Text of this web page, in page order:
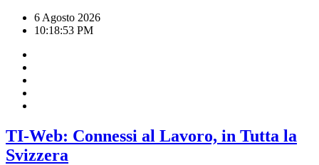
6 Agosto 2026
10:18:54 PM
TI-Web: Connessi al Lavoro, in Tutta la
Svizzera